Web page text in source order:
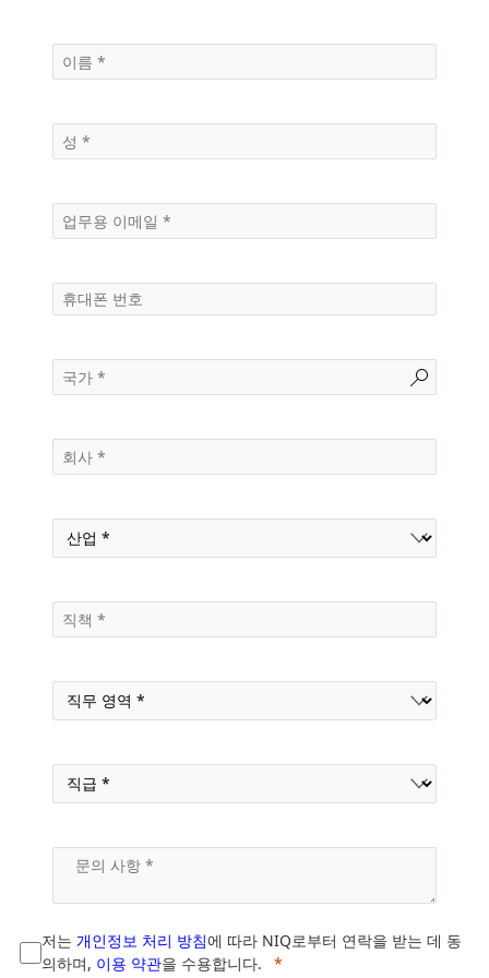
저는 개인정보 처리 방침에 따라 NIQ로부터 연락을 받는 데 동
의하며, 이용 약관을 수용합니다.